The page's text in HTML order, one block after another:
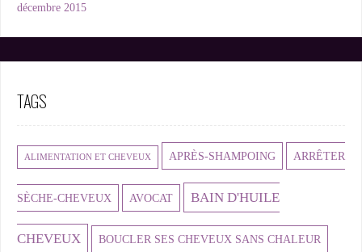
décembre 2015
TAGS
ALIMENTATION ET CHEVEUX APRÈS-SHAMPOING ARRÊTER
SÈCHE-CHEVEUX AVOCAT BAIN D'HUILE
CHEVEUX BOUCLER SES CHEVEUX SANS CHALEUR